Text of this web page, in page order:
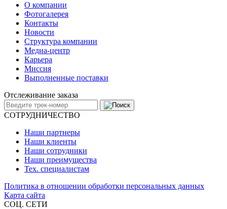
О компании
Фотогалерея
Контакты
Новости
Структура компании
Медиа-центр
Карьера
Миссия
Выполненные поставки
Отслеживание заказа
СОТРУДНИЧЕСТВО
Наши партнеры
Наши клиенты
Наши сотрудники
Наши преимущества
Тех. специалистам
Политика в отношении обработки персональных данных
Карта сайта
СОЦ. СЕТИ